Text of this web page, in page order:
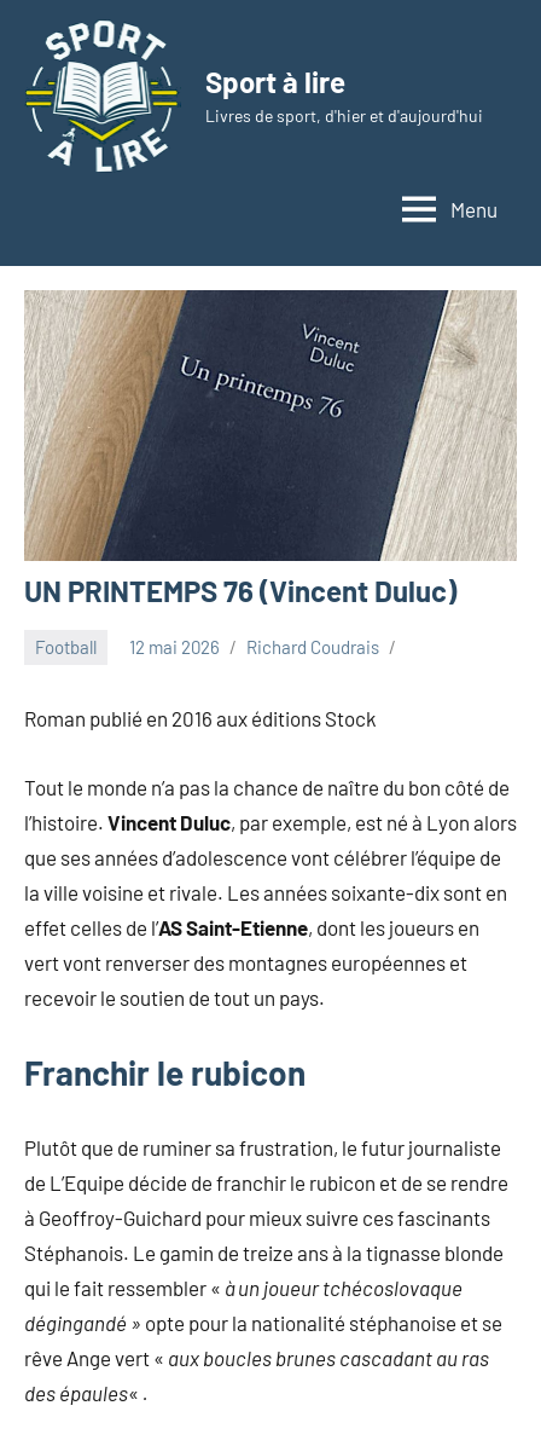
contenu
Sport à lire
Livres de sport, d'hier et d'aujourd'hui
Menu
UN PRINTEMPS 76 (Vincent Duluc)
Football 12 mai 2026 Richard Coudrais
Roman publié en 2016 aux éditions Stock
Tout le monde n’a pas la chance de naître du bon côté de
l’histoire. Vincent Duluc, par exemple, est né à Lyon alors
que ses années d’adolescence vont célébrer l’équipe de
la ville voisine et rivale. Les années soixante-dix sont en
effet celles de l’AS Saint-Etienne, dont les joueurs en
vert vont renverser des montagnes européennes et
recevoir le soutien de tout un pays.
Franchir le rubicon
Plutôt que de ruminer sa frustration, le futur journaliste
de L’Equipe décide de franchir le rubicon et de se rendre
à Geoffroy-Guichard pour mieux suivre ces fascinants
Stéphanois. Le gamin de treize ans à la tignasse blonde
qui le fait ressembler « à un joueur tchécoslovaque
dégingandé » opte pour la nationalité stéphanoise et se
rêve Ange vert « aux boucles brunes cascadant au ras
des épaules« .